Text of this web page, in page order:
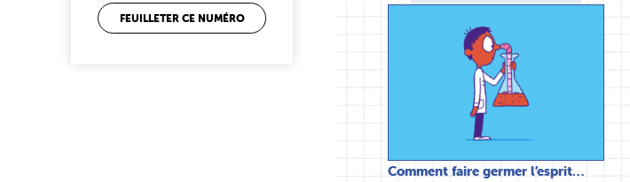
FEUILLETER CE NUMÉRO
Comment faire germer l’esprit…